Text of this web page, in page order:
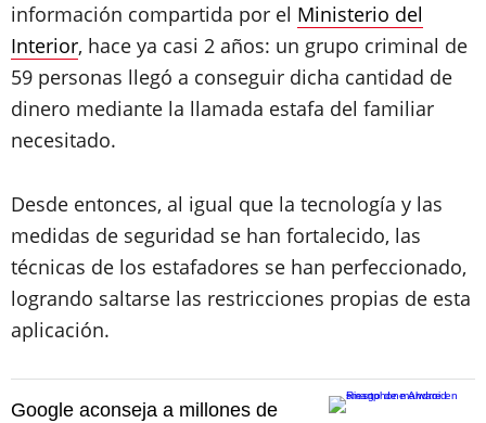
información compartida por el Ministerio del
Interior, hace ya casi 2 años: un grupo criminal de
59 personas llegó a conseguir dicha cantidad de
dinero mediante la llamada estafa del familiar
necesitado.
Desde entonces, al igual que la tecnología y las
medidas de seguridad se han fortalecido, las
técnicas de los estafadores se han perfeccionado,
logrando saltarse las restricciones propias de esta
aplicación.
Google aconseja a millones de